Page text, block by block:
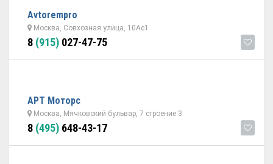
Avtorempro
Москва, Совхозная улица, 10Ас1
8 (915) 027-47-75
АРТ Моторс
Москва, Мячковский бульвар, 7 строение 3
8 (495) 648-43-17